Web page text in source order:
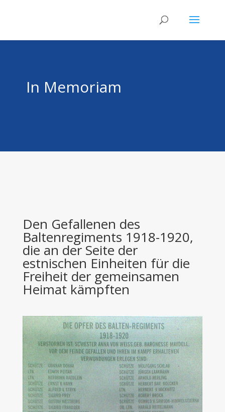
In Memoriam
Den Gefallenen des
Baltenregiments 1918-1920,
die an der Seite der
estnischen Einheiten für die
Freiheit der gemeinsamen
Heimat kämpften